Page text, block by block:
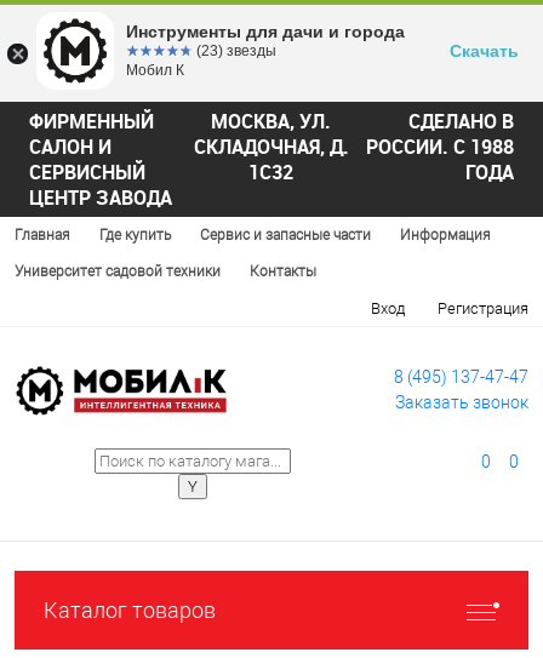
ФИРМЕННЫЙ
САЛОН И
СЕРВИСНЫЙ
ЦЕНТР ЗАВОДА
МОСКВА, УЛ.
СКЛАДОЧНАЯ, Д.
1С32
СДЕЛАНО В
РОССИИ. С 1988
ГОДА
Главная Где купить Сервис и запасные части Информация
Университет садовой техники Контакты
Вход Регистрация
8 (495) 137-47-47
Заказать звонок
0 0
Каталог товаров
Инструменты для дачи и города
☆☆☆☆☆
★★★★★ (23) звезды
Мобил К
Скачать